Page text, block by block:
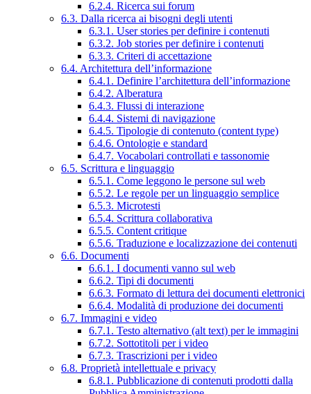
6.2.4. Ricerca sui forum
6.3. Dalla ricerca ai bisogni degli utenti
6.3.1. User stories per definire i contenuti
6.3.2. Job stories per definire i contenuti
6.3.3. Criteri di accettazione
6.4. Architettura dell’informazione
6.4.1. Definire l’architettura dell’informazione
6.4.2. Alberatura
6.4.3. Flussi di interazione
6.4.4. Sistemi di navigazione
6.4.5. Tipologie di contenuto (content type)
6.4.6. Ontologie e standard
6.4.7. Vocabolari controllati e tassonomie
6.5. Scrittura e linguaggio
6.5.1. Come leggono le persone sul web
6.5.2. Le regole per un linguaggio semplice
6.5.3. Microtesti
6.5.4. Scrittura collaborativa
6.5.5. Content critique
6.5.6. Traduzione e localizzazione dei contenuti
6.6. Documenti
6.6.1. I documenti vanno sul web
6.6.2. Tipi di documenti
6.6.3. Formato di lettura dei documenti elettronici
6.6.4. Modalità di produzione dei documenti
6.7. Immagini e video
6.7.1. Testo alternativo (alt text) per le immagini
6.7.2. Sottotitoli per i video
6.7.3. Trascrizioni per i video
6.8. Proprietà intellettuale e privacy
6.8.1. Pubblicazione di contenuti prodotti dalla